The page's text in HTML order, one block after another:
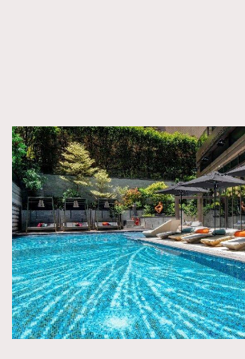
TRENDING
AFrenchMind
EmpowerF
FashionWeek